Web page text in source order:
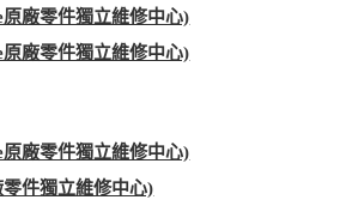
廠零件獨立維修中心)
廠零件獨立維修中心)
廠零件獨立維修中心)
件獨立維修中心)